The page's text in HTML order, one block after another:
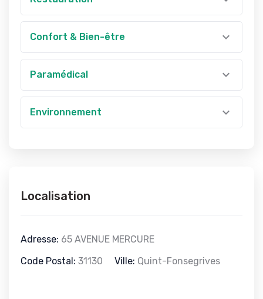
Confort & Bien-être
Paramédical
Environnement
Localisation
Adresse: 65 AVENUE MERCURE
Code Postal: 31130 Ville: Quint-Fonsegrives